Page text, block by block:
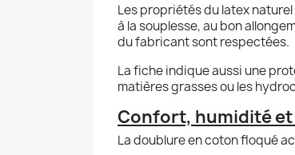
Les propriétés du latex
à la souplesse, au bon
du fabricant sont respectées.
La fiche indique aussi une
matières grasses ou les
Confort, humidité
La doublure en coton floqué